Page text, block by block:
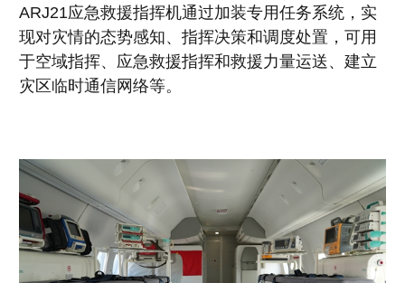
ARJ21应急救援指挥机通过加装专用任务系统，实
现对灾情的态势感知、指挥决策和调度处置，可用
于空域指挥、应急救援指挥和救援力量运送、建立
灾区临时通信网络等。